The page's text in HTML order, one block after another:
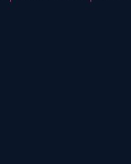
X (Twitter)